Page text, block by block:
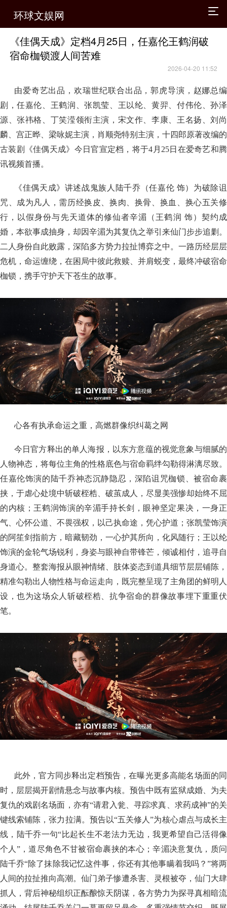
环球文娱网
《佳偶天成》定档4月25日，任嘉伦王鹤润破
宿命枷锁渡人间苦难
2026-04-20 11:52
由爱奇艺出品，欢瑞世纪联合出品，郭虎导演，赵娜总编
剧，任嘉伦、王鹤润、张凯莹、王以纶、黄羿、付伟伦、孙泽
源、张祎格、丁笑滢领衔主演，宋文作、李康、王名扬、刘尚
麟、宫正晔、梁咏妮主演，肖顺尧特别主演，十四郎原著改编的
古装剧《佳偶天成》今日官宣定档，将于4月25日在爱奇艺和腾
讯视频首播。
《佳偶天成》讲述战鬼族人陆千乔（任嘉伦 饰）为破除诅
咒、成为凡人，需历经换皮、换肉、换骨、换血、换心五关修
行，以假身份与先天道体的修仙者辛湄（王鹤润 饰）契约成
婚，本欲事成抽身，却因辛湄为其复仇之举引来仙门步步追剿。
二人身份自此败露，深陷多方势力拉扯博弈之中。一路历经层层
危机，命运缠绕，在困局中彼此救赎、并肩蜕变，最终冲破宿命
枷锁，携手守护天下苍生的故事。
心各有执承命运之重，高燃群像织纠葛之网
今日官方释出的单人海报，以东方意蕴的视觉意象与细腻的
人物神态，将每位主角的性格底色与宿命羁绊勾勒得淋漓尽致。
任嘉伦饰演的陆千乔神态沉静隐忍，深陷诅咒枷锁、被宿命裹
挟，于虐心处境中斩破桎梏、破茧成人，尽显美强惨却始终不屈
的内核；王鹤润饰演的辛湄手持长剑，眼神坚定果决，一身正
气、心怀公道、不畏强权，以己执命途，凭心护道；张凯莹饰演
的阿笙剑指前方，暗藏韧劲，一心护其所向，化风随行；王以纶
饰演的金轮气场锐利，身姿与眼神自带锋芒，倾诚相付，追寻自
身道心。整套海报从眼神情绪、肢体姿态到道具细节层层铺陈，
精准勾勒出人物性格与命运走向，既完整呈现了主角团的鲜明人
设，也为这场众人斩破桎梏、抗争宿命的群像故事埋下重重伏
笔。
此外，官方同步释出定档预告，在曝光更多高能名场面的同
时，层层揭开剧情悬念与故事内核。预告中既有监狱成婚、为夫
复仇的戏剧名场面，亦有“请君入瓮、寻踪求真、求药成神”的关
键线索铺陈，张力拉满。预告以“五关修人”为核心虐点与成长主
线，陆千乔一句“比起长生不老法力无边，我更希望自己活得像
个人”，道尽角色不甘被宿命裹挟的本心；辛湄决意复仇，质问
陆千乔“除了抹除我记忆这件事，你还有其他事瞒着我吗？”将两
人间的拉扯推向高潮。仙门弟子惨遭杀害、灵根被夺，仙门大肆
抓人，背后神秘组织正酝酿惊天阴谋，各方势力为探寻真相暗流